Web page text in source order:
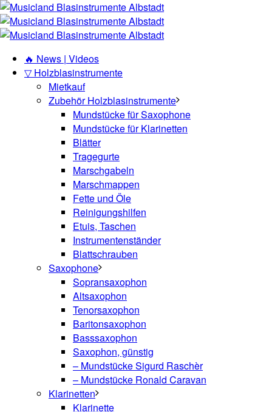
🔥 News | Videos
▽ Holzblasinstrumente
Mietkauf
Zubehör Holzblasinstrumente
Mundstücke für Saxophone
Mundstücke für Klarinetten
Blätter
Tragegurte
Marschgabeln
Marschmappen
Fette und Öle
Reinigungshilfen
Etuis, Taschen
Instrumentenständer
Blattschrauben
Saxophone
Sopransaxophon
Altsaxophon
Tenorsaxophon
Baritonsaxophon
Basssaxophon
Saxophon, günstig
– Mundstücke Sigurd Raschèr
– Mundstücke Ronald Caravan
Klarinetten
Klarinette